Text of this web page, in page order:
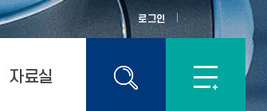
로그인
자료실